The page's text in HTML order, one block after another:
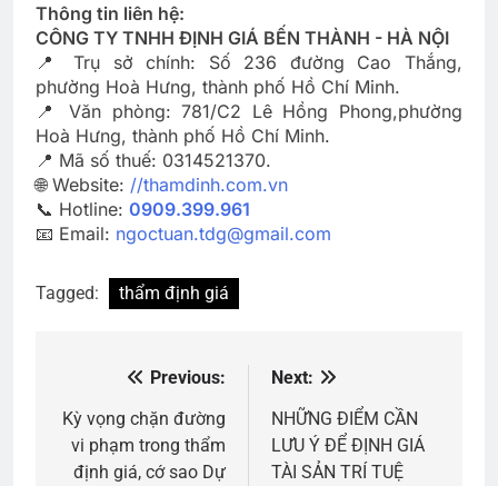
Thông tin liên hệ:
CÔNG TY TNHH ĐỊNH GIÁ BẾN THÀNH - HÀ NỘI
📍 Trụ sở chính: Số 236 đường Cao Thắng,
phường Hoà Hưng, thành phố Hồ Chí Minh.
📍 Văn phòng: 781/C2 Lê Hồng Phong,phường
Hoà Hưng, thành phố Hồ Chí Minh.
📍 Mã số thuế: 0314521370.
🌐 Website: //thamdinh.com.vn
📞 Hotline: 0909.399.961
📧 Email: ngoctuan.tdg@gmail.com
Tagged: thẩm định giá
hướng
bài
Previous:
Kỳ vọng chặn đường
vi phạm trong thẩm
định giá, cớ sao Dự
Next:
NHỮNG ĐIỂM CẦN
LƯU Ý ĐỂ ĐỊNH GIÁ
TÀI SẢN TRÍ TUỆ